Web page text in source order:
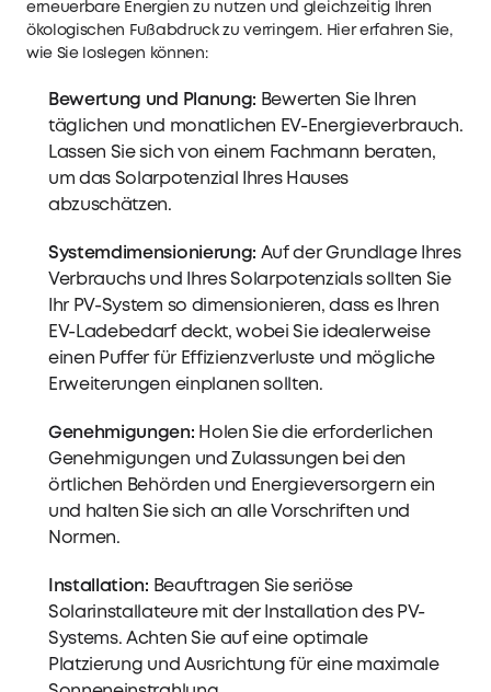
erneuerbare Energien zu nutzen und gleichzeitig Ihren
ökologischen Fußabdruck zu verringern. Hier erfahren Sie,
wie Sie loslegen können:
Bewertung und Planung: Bewerten Sie Ihren
täglichen und monatlichen EV-Energieverbrauch.
Lassen Sie sich von einem Fachmann beraten,
um das Solarpotenzial Ihres Hauses
abzuschätzen.
Systemdimensionierung: Auf der Grundlage Ihres
Verbrauchs und Ihres Solarpotenzials sollten Sie
Ihr PV-System so dimensionieren, dass es Ihren
EV-Ladebedarf deckt, wobei Sie idealerweise
einen Puffer für Effizienzverluste und mögliche
Erweiterungen einplanen sollten.
Genehmigungen: Holen Sie die erforderlichen
Genehmigungen und Zulassungen bei den
örtlichen Behörden und Energieversorgern ein
und halten Sie sich an alle Vorschriften und
Normen.
Installation: Beauftragen Sie seriöse
Solarinstallateure mit der Installation des PV-
Systems. Achten Sie auf eine optimale
Platzierung und Ausrichtung für eine maximale